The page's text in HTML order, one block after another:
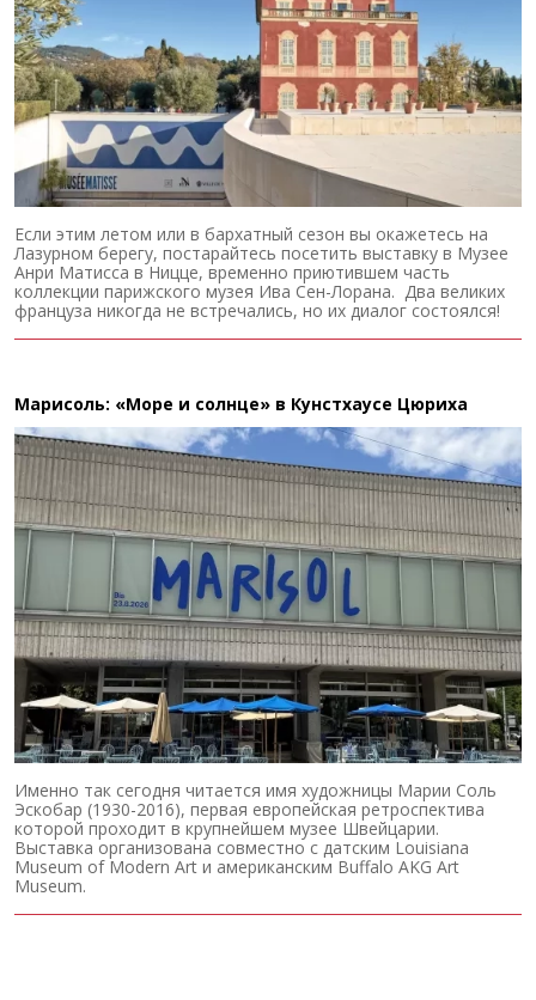
Если этим летом или в бархатный сезон вы окажетесь на
Лазурном берегу, постарайтесь посетить выставку в Музее
Анри Матисса в Ницце, временно приютившем часть
коллекции парижского музея Ива Сен-Лорана. Два великих
француза никогда не встречались, но их диалог состоялся!
Марисоль: «Море и солнце» в Кунстхаусе Цюриха
Именно так сегодня читается имя художницы Марии Соль
Эскобар (1930-2016), первая европейская ретроспектива
которой проходит в крупнейшем музее Швейцарии.
Выставка организована совместно с датским Louisiana
Museum of Modern Art и американским Buffalo AKG Art
Museum.